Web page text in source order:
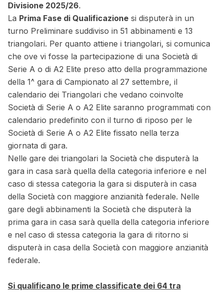
Divisione 2025/26.
La Prima Fase di Qualificazione si disputerà in un
turno Preliminare suddiviso in 51 abbinamenti e 13
triangolari. Per quanto attiene i triangolari, si comunica
che ove vi fosse la partecipazione di una Società di
Serie A o di A2 Elite preso atto della programmazione
della 1^ gara di Campionato al 27 settembre, il
calendario dei Triangolari che vedano coinvolte
Società di Serie A o A2 Elite saranno programmati con
calendario predefinito con il turno di riposo per le
Società di Serie A o A2 Elite fissato nella terza
giornata di gara.
Nelle gare dei triangolari la Società che disputerà la
gara in casa sarà quella della categoria inferiore e nel
caso di stessa categoria la gara si disputerà in casa
della Società con maggiore anzianità federale. Nelle
gare degli abbinamenti la Società che disputerà la
prima gara in casa sarà quella della categoria inferiore
e nel caso di stessa categoria la gara di ritorno si
disputerà in casa della Società con maggiore anzianità
federale.
Si qualificano le prime classificate dei 64 tra